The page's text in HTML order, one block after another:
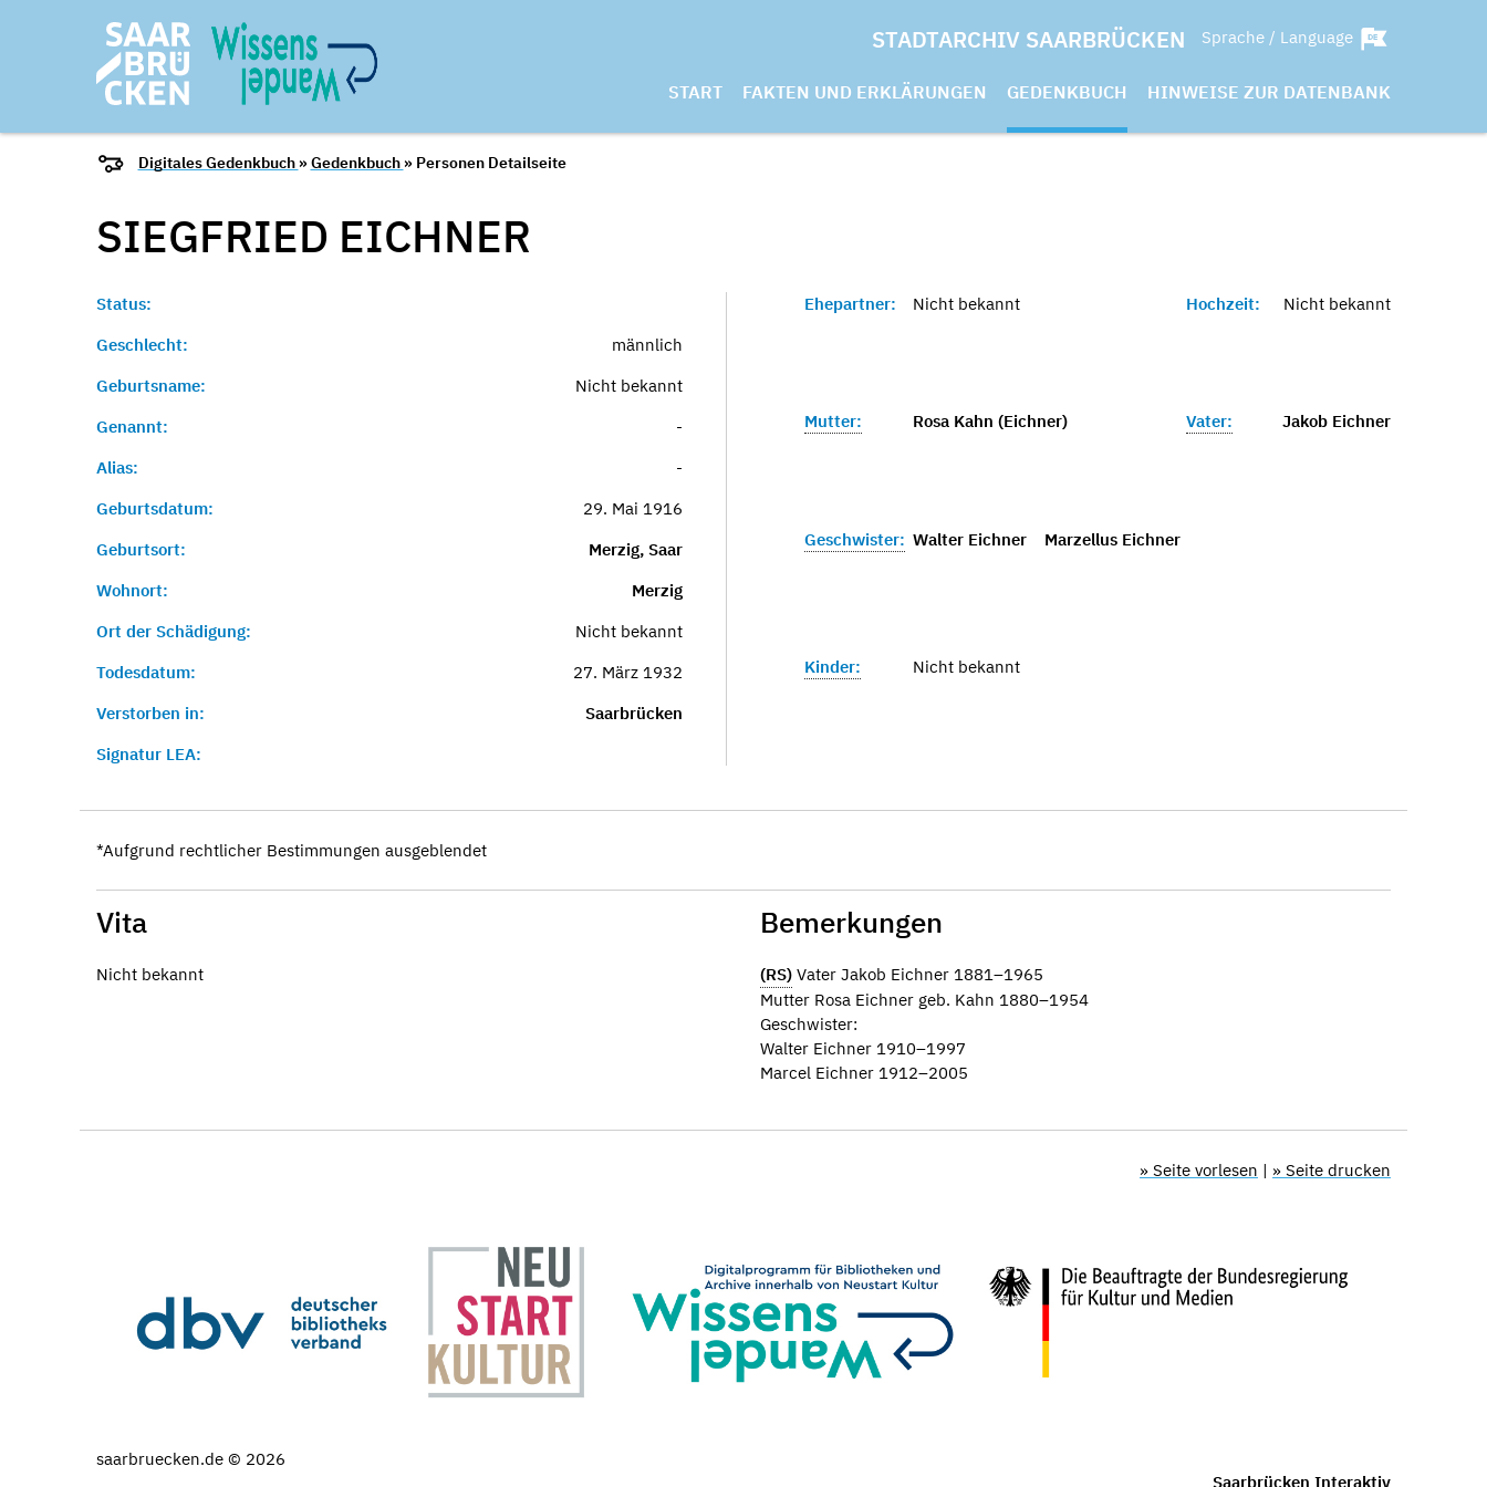
STADTARCHIV SAARBRÜCKEN Sprache / Language
START FAKTEN UND ERKLÄRUNGEN GEDENKBUCH HINWEISE ZUR DATENBANK
Digitales Gedenkbuch »Gedenkbuch » Personen Detailseite
SIEGFRIED EICHNER
Status:
Geschlecht:
männlich
Geburtsname:
Nicht bekannt
Genannt:
-
Alias:
-
Geburtsdatum:
29. Mai 1916
Geburtsort:
Merzig, Saar
Wohnort:
Merzig
Ort der Schädigung:
Nicht bekannt
Todesdatum:
27. März 1932
Verstorben in:
Saarbrücken
Signatur LEA:
Ehepartner: Nicht bekannt Hochzeit: Nicht bekannt
Mutter: Rosa Kahn (Eichner) Vater: Jakob Eichner
Geschwister: Walter Eichner Marzellus Eichner
Kinder: Nicht bekannt
*Aufgrund rechtlicher Bestimmungen ausgeblendet
Vita
Nicht bekannt
Bemerkungen
(RS) Vater Jakob Eichner 1881–1965
Mutter Rosa Eichner geb. Kahn 1880–1954
Geschwister:
Walter Eichner 1910–1997
Marcel Eichner 1912–2005
» Seite vorlesen | » Seite drucken
saarbruecken.de © 2026
Saarbrücken Interaktiv